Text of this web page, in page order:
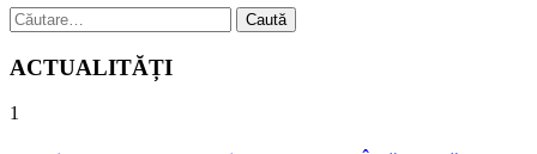
Caută
după:
ACTUALITĂȚI
1